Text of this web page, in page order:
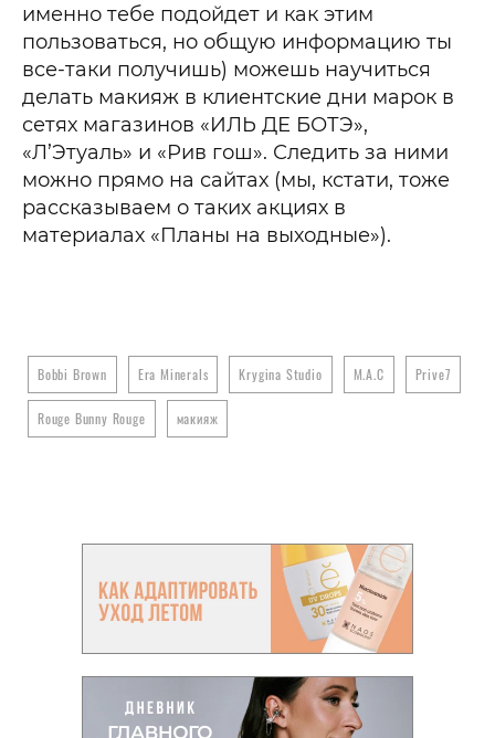
именно тебе подойдет и как этим
пользоваться, но общую информацию ты
все-таки получишь) можешь научиться
делать макияж в клиентские дни марок в
сетях магазинов «ИЛЬ ДЕ БОТЭ»,
«Л’Этуаль» и «Рив гош». Следить за ними
можно прямо на сайтах (мы, кстати, тоже
рассказываем о таких акциях в
материалах «Планы на выходные»).
Bobbi Brown Era Minerals Krygina Studio M.A.C Prive7
Rouge Bunny Rouge макияж